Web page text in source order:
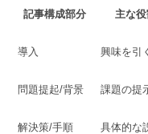
記事構成部分 主な役
導入 興味を引く
問題提起/背景 課題の提
解決策/手順 具体的な